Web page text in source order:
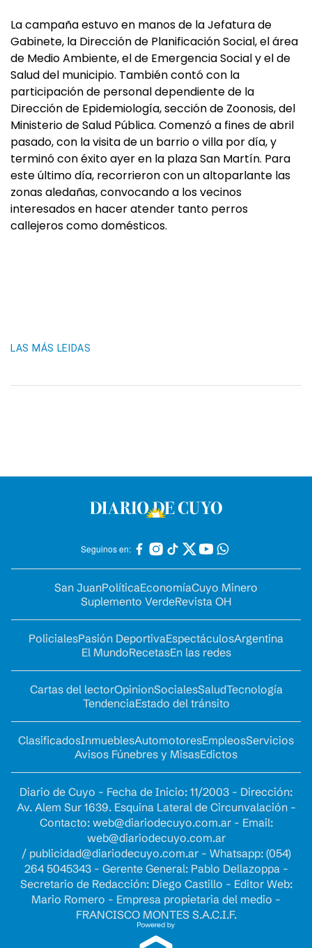
La campaña estuvo en manos de la Jefatura de
Gabinete, la Dirección de Planificación Social, el área
de Medio Ambiente, el de Emergencia Social y el de
Salud del municipio. También contó con la
participación de personal dependiente de la
Dirección de Epidemiología, sección de Zoonosis, del
Ministerio de Salud Pública. Comenzó a fines de abril
pasado, con la visita de un barrio o villa por día, y
terminó con éxito ayer en la plaza San Martín. Para
este último día, recorrieron con un altoparlante las
zonas aledañas, convocando a los vecinos
interesados en hacer atender tanto perros
callejeros como domésticos.
LAS MÁS LEIDAS
Seguinos en:
San JuanPolíticaEconomíaCuyo Minero
Suplemento VerdeRevista OH
PolicialesPasión DeportivaEspectáculosArgentina
El MundoRecetasEn las redes
Cartas del lectorOpinionSocialesSaludTecnología
TendenciaEstado del tránsito
ClasificadosInmueblesAutomotoresEmpleosServicios
Avisos Fúnebres y MisasEdictos
Diario de Cuyo - Fecha de Inicio: 11/2003 - Dirección:
Av. Alem Sur 1639. Esquina Lateral de Circunvalación -
Contacto: web@diariodecuyo.com.ar- Email:
web@diariodecuyo.com.ar
/ publicidad@diariodecuyo.com.ar- Whatsapp: (054)
264 5045343 - Gerente General: Pablo Dellazoppa -
Secretario de Redacción: Diego Castillo - Editor Web:
Mario Romero - Empresa propietaria del medio -
FRANCISCO MONTES S.A.C.I.F.